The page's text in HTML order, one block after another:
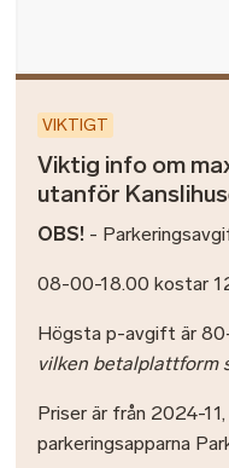
VIKTIGT
Viktig info om
utanför
OBS! -
08-00-18.00 kostar
Högsta p-avgift är
vilken betalplattform
Priser är från 2024-
parkeringsapparna